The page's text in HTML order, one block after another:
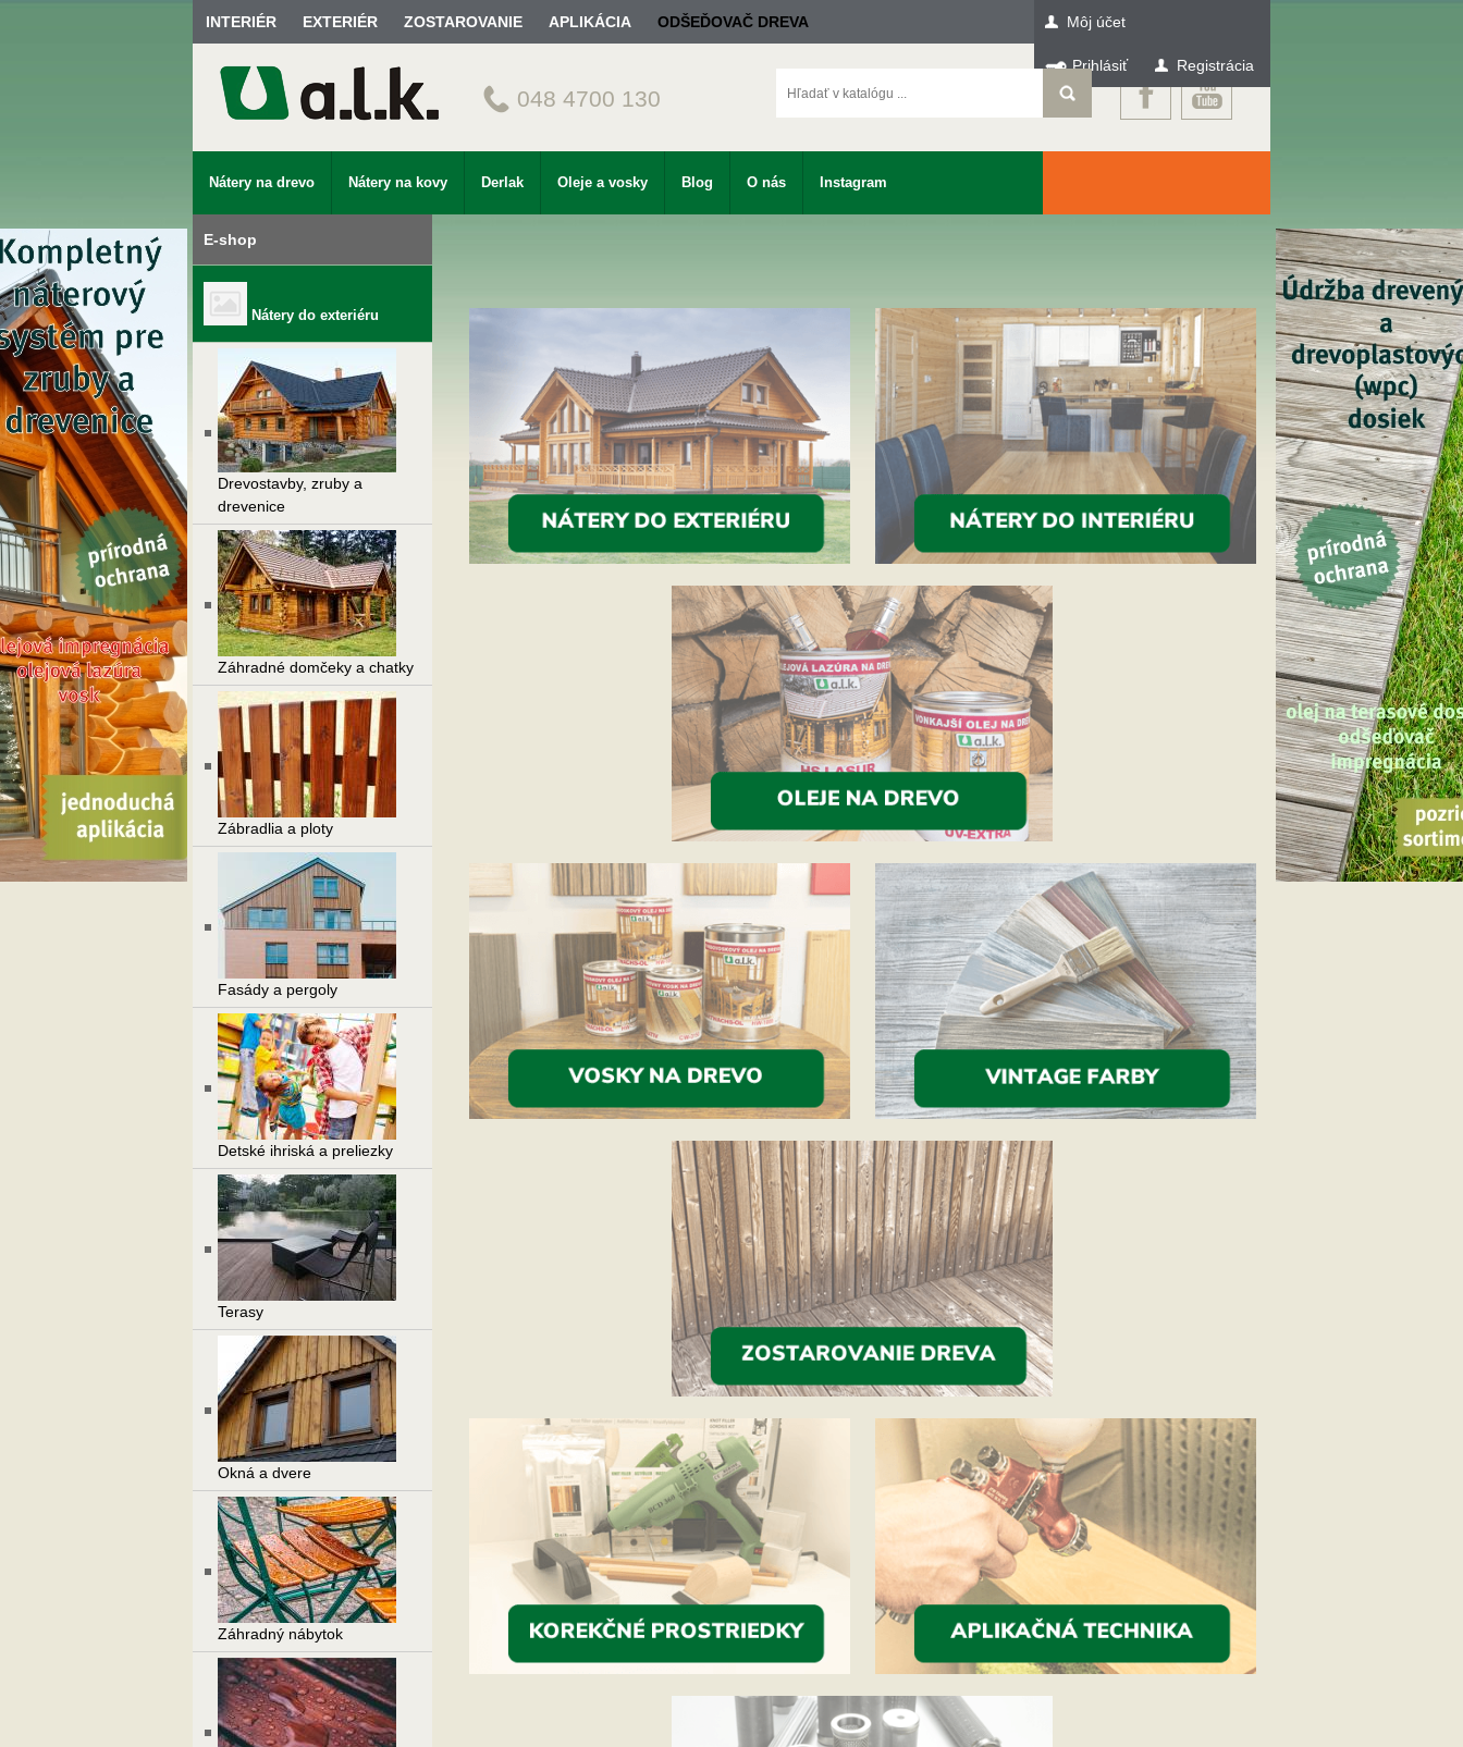
INTERIÉR EXTERIÉR ZOSTAROVANIE APLIKÁCIA ODŠEĎOVAČ DREVA
048 4700 130
Môj účet
Prihlásiť Registrácia
E-shop
Nátery do exteriéru
Drevostavby, zruby a
drevenice
Záhradné domčeky a chatky
Zábradlia a ploty
Fasády a pergoly
Detské ihriská a preliezky
Terasy
Okná a dvere
Záhradný nábytok
Nátery na drevo Nátery na kovy Derlak Oleje a vosky Blog O nás Instagram